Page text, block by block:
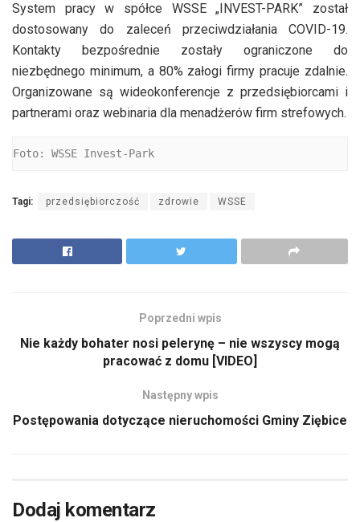
System pracy w spółce WSSE „INVEST-PARK” został
dostosowany do zaleceń przeciwdziałania COVID-19.
Kontakty bezpośrednie zostały ograniczone do
niezbędnego minimum, a 80% załogi firmy pracuje zdalnie.
Organizowane są wideokonferencje z przedsiębiorcami i
partnerami oraz webinaria dla menadżerów firm strefowych.
Foto: WSSE Invest-Park
Tagi: przedsiębiorczość zdrowie WSSE
Poprzedni wpis
Nie każdy bohater nosi pelerynę – nie wszyscy mogą
pracować z domu [VIDEO]
Następny wpis
Postępowania dotyczące nieruchomości Gminy Ziębice
Dodaj komentarz